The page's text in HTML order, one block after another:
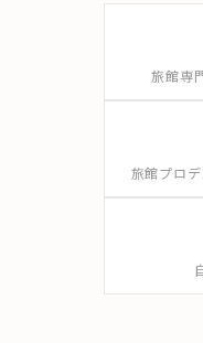
旅館専
旅館プロ